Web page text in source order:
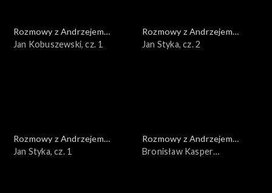
Rozmowy z Andrzejem
Doboszem
Jan Kobuszewski, cz. 1
Rozmowy z Andrzejem
Doboszem
Jan Styka, cz. 2
Rozmowy z Andrzejem
Doboszem
Jan Styka, cz. 1
Rozmowy z Andrzejem
Doboszem
Bronisław Kasper